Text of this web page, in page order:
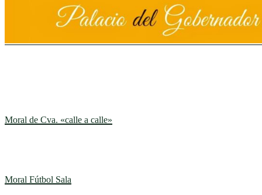
Moral de Cva. «calle a calle»
Moral Fútbol Sala